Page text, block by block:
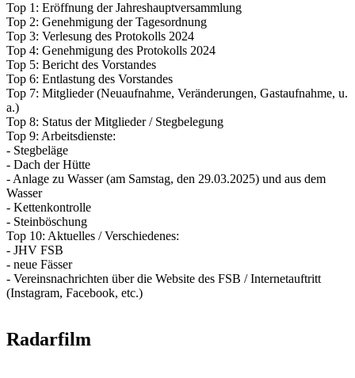
Top 1: Eröffnung der Jahreshauptversammlung
Top 2: Genehmigung der Tagesordnung
Top 3: Verlesung des Protokolls 2024
Top 4: Genehmigung des Protokolls 2024
Top 5: Bericht des Vorstandes
Top 6: Entlastung des Vorstandes
Top 7: Mitglieder (Neuaufnahme, Veränderungen, Gastaufnahme, u.
a.)
Top 8: Status der Mitglieder / Stegbelegung
Top 9: Arbeitsdienste:
- Stegbeläge
- Dach der Hütte
- Anlage zu Wasser (am Samstag, den 29.03.2025) und aus dem
Wasser
- Kettenkontrolle
- Steinböschung
Top 10: Aktuelles / Verschiedenes:
- JHV FSB
- neue Fässer
- Vereinsnachrichten über die Website des FSB / Internetauftritt
(Instagram, Facebook, etc.)
Radarfilm